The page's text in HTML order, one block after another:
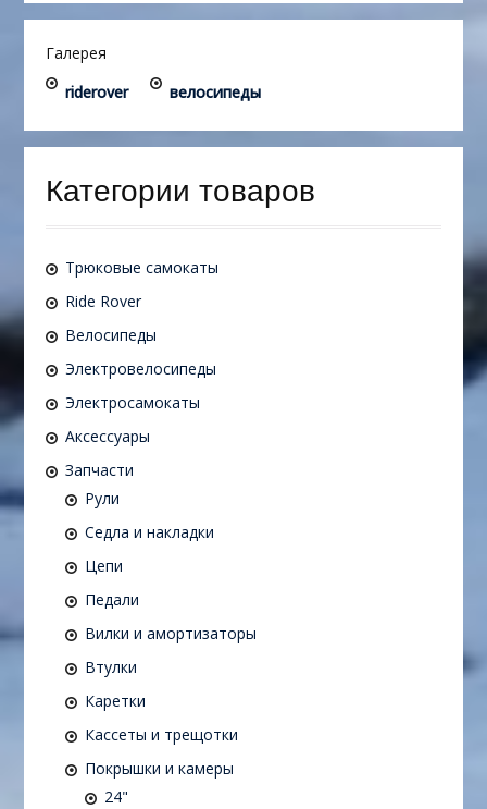
Галерея
riderover
велосипеды
Категории товаров
Трюковые самокаты
Ride Rover
Велосипеды
Электровелосипеды
Электросамокаты
Аксессуары
Запчасти
Рули
Седла и накладки
Цепи
Педали
Вилки и амортизаторы
Втулки
Каретки
Кассеты и трещотки
Покрышки и камеры
24"